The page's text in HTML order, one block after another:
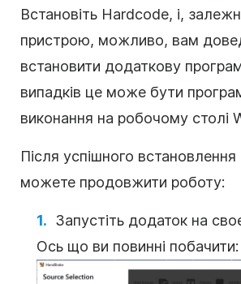
Встановіть Hardcode, і,
пристрою, можливо, вам
встановити додаткову
випадків це може бути
виконання на робочому столі
Після успішного
можете продовжити роботу:
Запустіть додаток на
Ось що ви повинні побачити: